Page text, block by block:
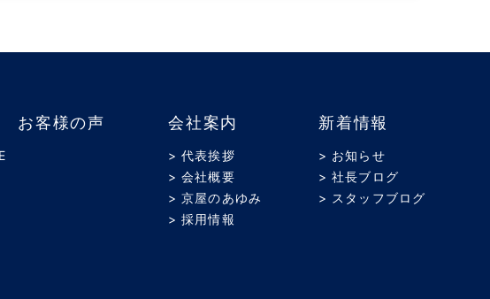
お客様の声 会社案内
> 代表挨拶
> 会社概要
> 京屋のあゆみ
> 採用情報
新着情報
> お知らせ
> 社長ブログ
> スタッフブログ